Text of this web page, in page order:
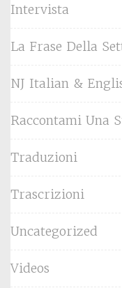
Intervista
La Frase Della
NJ Italian &
Raccontami Una
Traduzioni
Trascrizioni
Uncategorized
Videos